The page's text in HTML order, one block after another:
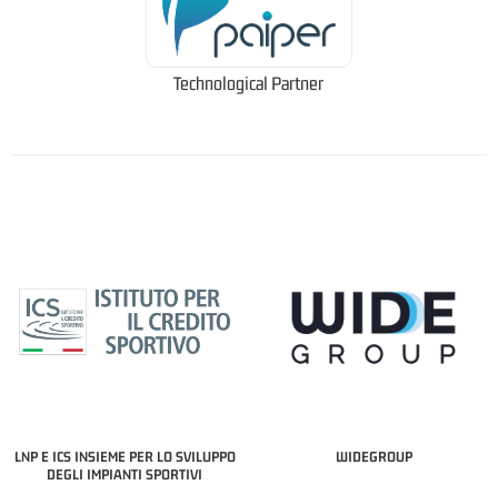
Technological Partner
LNP E ICS INSIEME PER LO SVILUPPO
DEGLI IMPIANTI SPORTIVI
WIDEGROUP